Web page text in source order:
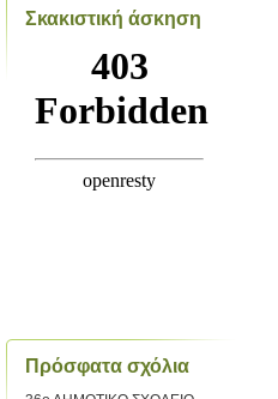
Σκακιστική άσκηση
Πρόσφατα σχόλια